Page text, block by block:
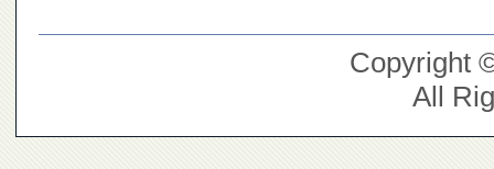
Copyright
All